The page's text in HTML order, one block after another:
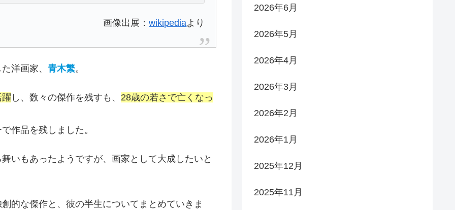
画像出展：wikipediaより
洋画家、 青木繁。
し、数々の傑作を残すも、 28歳の若さで亡くなっ
作品を残しました。
いもあったようですが、画家として大成したいと
的な傑作と、彼の半生についてまとめていきま
2026年6月
2026年5月
2026年4月
2026年3月
2026年2月
2026年1月
2025年12月
2025年11月